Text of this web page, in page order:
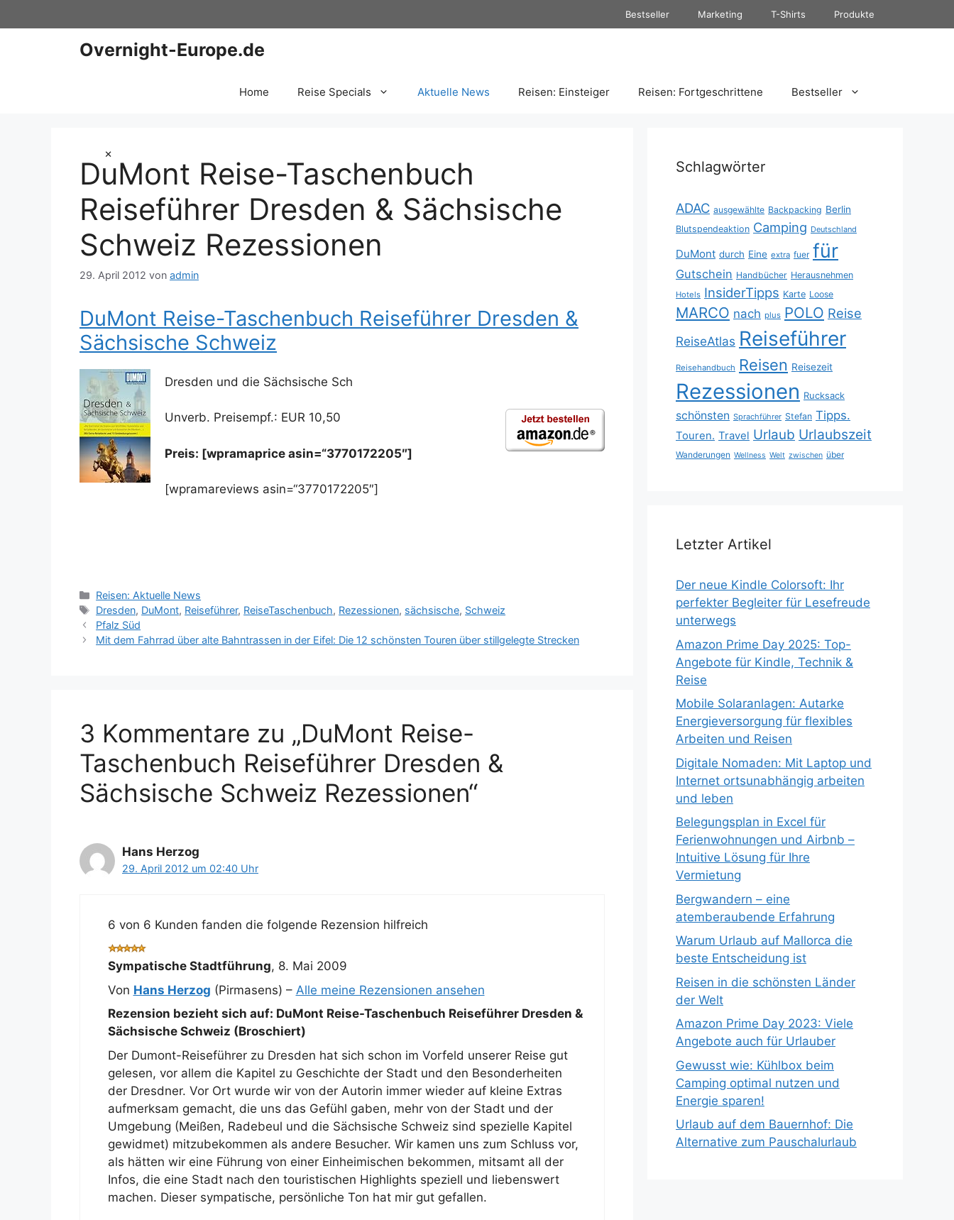
×
Inhalt
Bestseller Marketing T-Shirts Produkte
Overnight-Europe.de
Home Reise Specials Aktuelle News Reisen: Einsteiger Reisen: Fortgeschrittene Bestseller
DuMont Reise-Taschenbuch
Reiseführer Dresden & Sächsische
Schweiz Rezessionen
29. April 2012 von admin
DuMont Reise-Taschenbuch Reiseführer Dresden &
Sächsische Schweiz
Dresden und die Sächsische Sch
Unverb. Preisempf.: EUR 10,50
Preis: [wpramaprice asin=“3770172205″]
[wpramareviews asin=“3770172205″]
Kategorien
Reisen: Aktuelle News
Schlagwörter
Dresden, DuMont, Reiseführer, ReiseTaschenbuch, Rezessionen, sächsische, Schweiz
Pfalz Süd
Mit dem Fahrrad über alte Bahntrassen in der Eifel: Die 12 schönsten Touren über stillgelegte Strecken
3 Kommentare zu „DuMont Reise-
Taschenbuch Reiseführer Dresden &
Sächsische Schweiz Rezessionen“
Hans Herzog
29. April 2012 um 02:40 Uhr
6 von 6 Kunden fanden die folgende Rezension hilfreich
Sympatische Stadtführung, 8. Mai 2009
Von Hans Herzog (Pirmasens) – Alle meine Rezensionen ansehen
Rezension bezieht sich auf: DuMont Reise-Taschenbuch Reiseführer Dresden &
Sächsische Schweiz (Broschiert)
Der Dumont-Reiseführer zu Dresden hat sich schon im Vorfeld unserer Reise gut
gelesen, vor allem die Kapitel zu Geschichte der Stadt und den Besonderheiten
der Dresdner. Vor Ort wurde wir von der Autorin immer wieder auf kleine Extras
aufmerksam gemacht, die uns das Gefühl gaben, mehr von der Stadt und der
Umgebung (Meißen, Radebeul und die Sächsische Schweiz sind spezielle Kapitel
gewidmet) mitzubekommen als andere Besucher. Wir kamen uns zum Schluss vor,
als hätten wir eine Führung von einer Einheimischen bekommen, mitsamt all der
Infos, die eine Stadt nach den touristischen Highlights speziell und liebenswert
machen. Dieser sympatische, persönliche Ton hat mir gut gefallen.
Schlagwörter
ADAC ausgewählte Backpacking Berlin
Blutspendeaktion Camping Deutschland
DuMont durch Eine extra fuer für
Gutschein Handbücher Herausnehmen
Hotels InsiderTipps Karte Loose
MARCO nach plus POLO Reise
ReiseAtlas Reiseführer
Reisehandbuch Reisen Reisezeit
Rezessionen Rucksack
schönsten Sprachführer Stefan Tipps.
Touren. Travel Urlaub Urlaubszeit
Wanderungen Wellness Welt zwischen über
Letzter Artikel
Der neue Kindle Colorsoft: Ihr
perfekter Begleiter für Lesefreude
unterwegs
Amazon Prime Day 2025: Top-
Angebote für Kindle, Technik &
Reise
Mobile Solaranlagen: Autarke
Energieversorgung für flexibles
Arbeiten und Reisen
Digitale Nomaden: Mit Laptop und
Internet ortsunabhängig arbeiten
und leben
Belegungsplan in Excel für
Ferienwohnungen und Airbnb –
Intuitive Lösung für Ihre
Vermietung
Bergwandern – eine
atemberaubende Erfahrung
Warum Urlaub auf Mallorca die
beste Entscheidung ist
Reisen in die schönsten Länder
der Welt
Amazon Prime Day 2023: Viele
Angebote auch für Urlauber
Gewusst wie: Kühlbox beim
Camping optimal nutzen und
Energie sparen!
Urlaub auf dem Bauernhof: Die
Alternative zum Pauschalurlaub